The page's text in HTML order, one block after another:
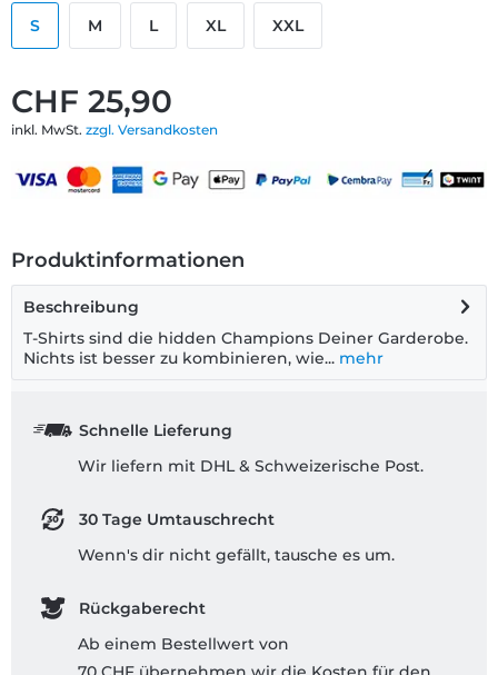
CHF 25,90
inkl. MwSt. zzgl. Versandkosten
S M L XL XXL
Produktinformationen
Beschreibung
T-Shirts sind die hidden Champions Deiner Garderobe.
Nichts ist besser zu kombinieren, wie... mehr
Schnelle Lieferung
Wir liefern mit DHL & Schweizerische Post.
30 Tage Umtauschrecht
Wenn's dir nicht gefällt, tausche es um.
Rückgaberecht
Ab einem Bestellwert von